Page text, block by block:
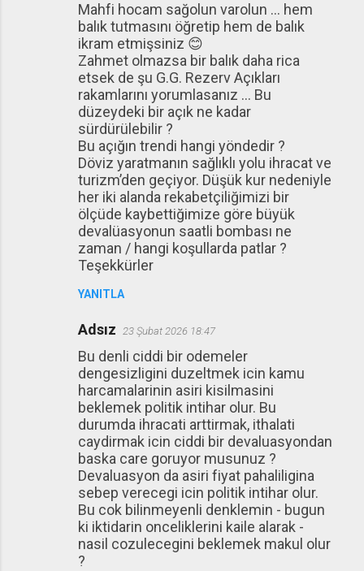
Mahfi hocam sağolun varolun … hem
balık tutmasını öğretip hem de balık
ikram etmişsiniz 😊
Zahmet olmazsa bir balık daha rica
etsek de şu G.G. Rezerv Açıkları
rakamlarını yorumlasanız … Bu
düzeydeki bir açık ne kadar
sürdürülebilir ?
Bu açığın trendi hangi yöndedir ?
Döviz yaratmanın sağlıklı yolu ihracat ve
turizm’den geçiyor. Düşük kur nedeniyle
her iki alanda rekabetçiliğimizi bir
ölçüde kaybettiğimize göre büyük
devalüasyonun saatli bombası ne
zaman / hangi koşullarda patlar ?
Teşekkürler
YANITLA
Adsız 23 Şubat 2026 18:47
Bu denli ciddi bir odemeler
dengesizligini duzeltmek icin kamu
harcamalarinin asiri kisilmasini
beklemek politik intihar olur. Bu
durumda ihracati arttirmak, ithalati
caydirmak icin ciddi bir devaluasyondan
baska care goruyor musunuz ?
Devaluasyon da asiri fiyat pahaliligina
sebep verecegi icin politik intihar olur.
Bu cok bilinmeyenli denklemin - bugun
ki iktidarin onceliklerini kaile alarak -
nasil cozulecegini beklemek makul olur
?